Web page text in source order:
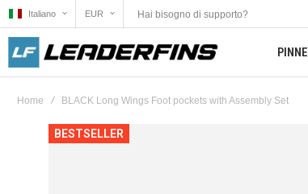
Italiano EUR Hai bisogno di supporto?
PINNE
Home BLACK Long Wings Foot pockets with Assembly Set
Vai
alla
BESTSELLER